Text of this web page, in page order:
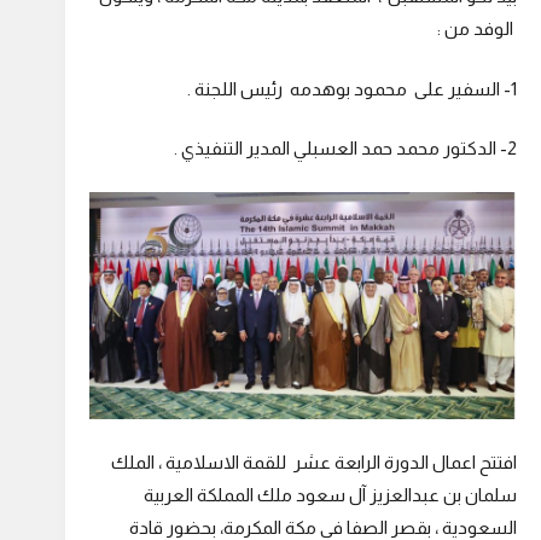
الوفد من :
1- السفير على محمود بوهدمه رئيس اللجنة .
2- الدكتور محمد حمد العسبلي المدير التنفيذي .
افتتح اعمال الدورة الرابعة عشر للقمة الاسلامية ، الملك
سلمان بن عبدالعزيز آل سعود ملك المملكة العربية
السعودية ، بقصر الصفا في مكة المكرمة، بحضور قادة